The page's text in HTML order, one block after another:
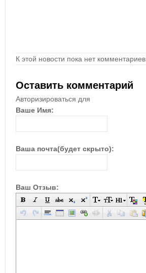
К этой новости пока нет комментариев.
Оставить комментарий
Авторизироваться для
Ваше Имя:
Ваша почта(будет скрыто):
Ваш Отзыв: